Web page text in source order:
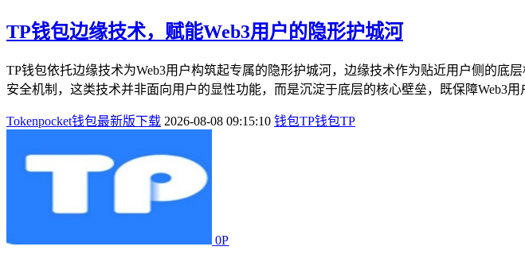
TP钱包边缘技术，赋能Web3用户的隐形护城河
TP钱包依托边缘技术为Web3用户构筑起专属的隐形护城河，边缘技术作为贴近用户侧的底
安全机制，这类技术并非面向用户的显性功能，而是沉淀于底层的核心壁垒，既保障Web3
Tokenpocket钱包最新版下载 2026-08-08 09:15:10 钱包TP钱包TP
0P